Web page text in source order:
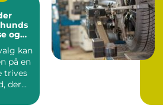
og
kan
på en
trives
der